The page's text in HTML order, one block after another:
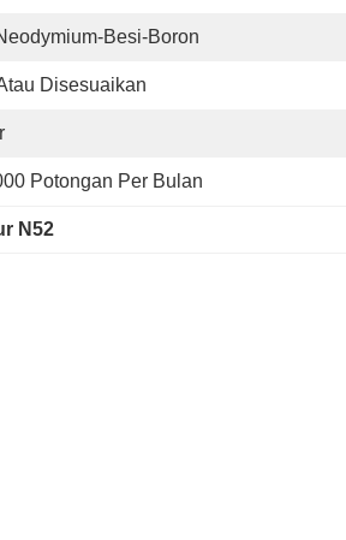
Besi-Boron
Disesuaikan
Potongan Per Bulan
N52